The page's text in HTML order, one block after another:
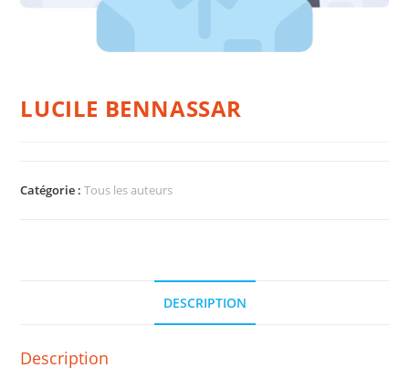
LUCILE BENNASSAR
Catégorie :Tous les auteurs
DESCRIPTION
Description